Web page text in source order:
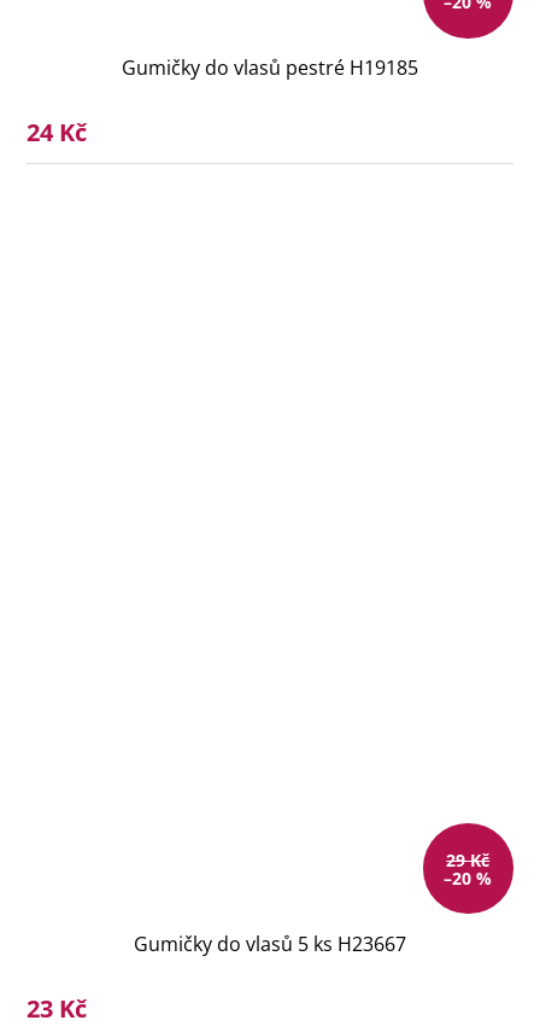
Gumičky do vlasů pestré H19185
24 Kč
29 Kč
–20 %
Gumičky do vlasů 5 ks H23667
23 Kč